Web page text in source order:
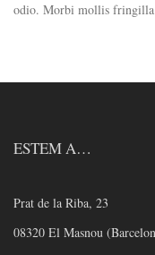
odio. Morbi mollis fringilla
ESTEM A…
Prat de la Riba, 23
08320 El Masnou